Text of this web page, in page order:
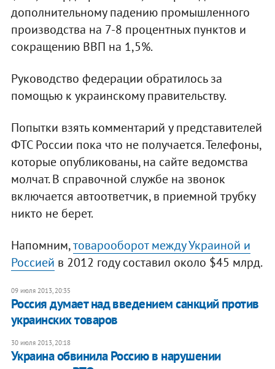
дополнительному падению промышленного
производства на 7-8 процентных пунктов и
сокращению ВВП на 1,5%.
Руководство федерации обратилось за
помощью к украинскому правительству.
Попытки взять комментарий у представителей
ФТС России пока что не получается. Телефоны,
которые опубликованы, на сайте ведомства
молчат. В справочной службе на звонок
включается автоответчик, в приемной трубку
никто не берет.
Напомним,товарооборот между Украиной и
Россией в 2012 году составил около $45 млрд.
09 июля 2013, 20:35
Россия думает над введением санкций против
украинских товаров
30 июля 2013, 20:18
Украина обвинила Россию в нарушении